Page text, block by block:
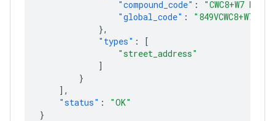
"compound_code" :
"CWC8+W7
"global_code" :
"849VCWC8+W7"
},
"types" :
[
"street_address"
]
}
],
"status" :
"OK"
}